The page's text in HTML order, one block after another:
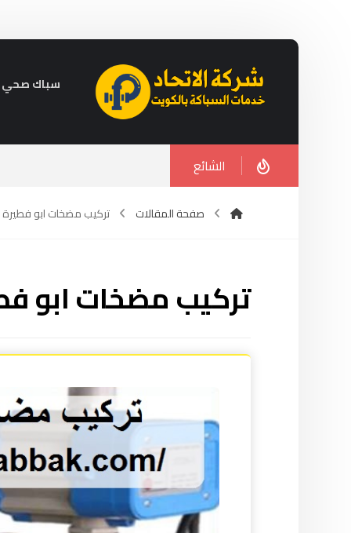
سباك صحي في
الشائع
صفحة المقالات تركيب مضخات ابو فطيرة
تركيب مضخات ابو